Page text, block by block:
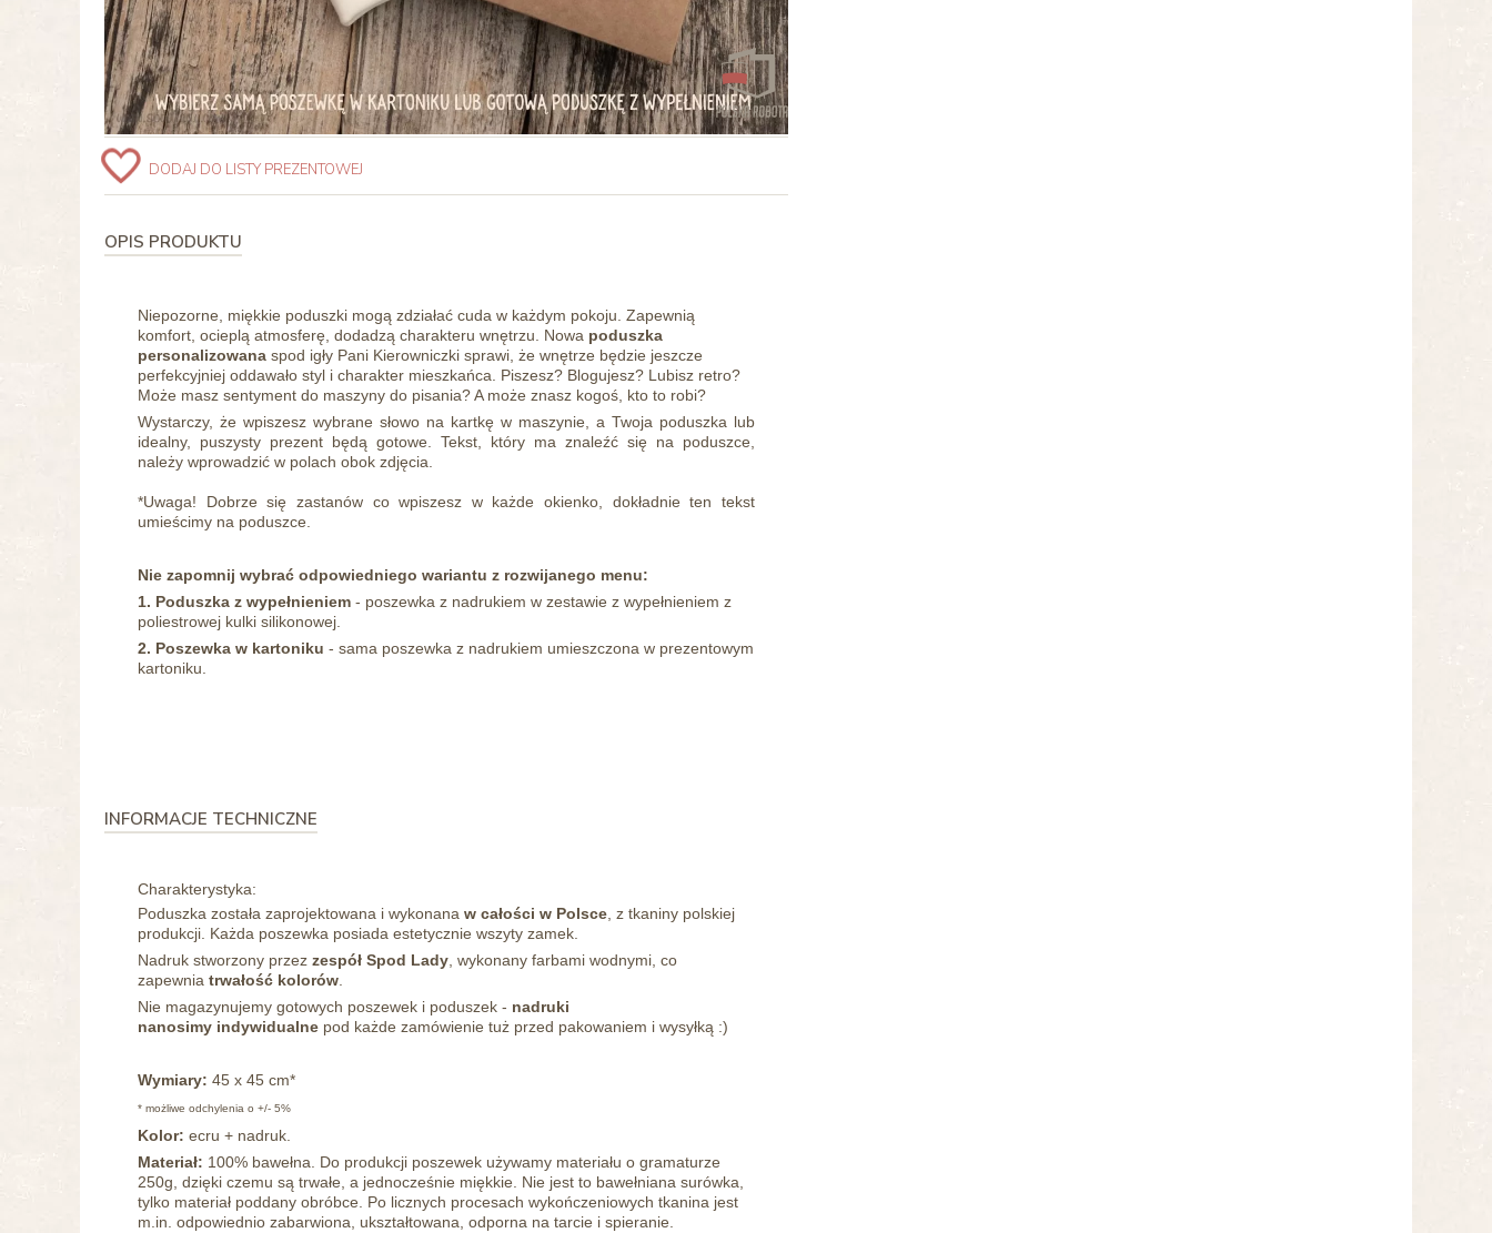
DODAJ DO LISTY PREZENTOWEJ
OPIS PRODUKTU
Niepozorne, miękkie poduszki mogą zdziałać cuda w każdym pokoju. Zapewnią
komfort, ocieplą atmosferę, dodadzą charakteru wnętrzu. Nowa poduszka
personalizowana spod igły Pani Kierowniczki sprawi, że wnętrze będzie jeszcze
perfekcyjniej oddawało styl i charakter mieszkańca. Piszesz? Blogujesz? Lubisz retro?
Może masz sentyment do maszyny do pisania? A może znasz kogoś, kto to robi?
Wystarczy, że wpiszesz wybrane słowo na kartkę w maszynie, a Twoja poduszka lub
idealny, puszysty prezent będą gotowe. Tekst, który ma znaleźć się na poduszce,
należy wprowadzić w polach obok zdjęcia.
*Uwaga! Dobrze się zastanów co wpiszesz w każde okienko, dokładnie ten tekst
umieścimy na poduszce.
Nie zapomnij wybrać odpowiedniego wariantu z rozwijanego menu:
1. Poduszka z wypełnieniem - poszewka z nadrukiem w zestawie z wypełnieniem z
poliestrowej kulki silikonowej.
2. Poszewka w kartoniku - sama poszewka z nadrukiem umieszczona w prezentowym
kartoniku.
INFORMACJE TECHNICZNE
Charakterystyka:
Poduszka została zaprojektowana i wykonana w całości w Polsce , z tkaniny polskiej
produkcji. Każda poszewka posiada estetycznie wszyty zamek.
Nadruk stworzony przez zespół Spod Lady , wykonany farbami wodnymi, co
zapewnia trwałość kolorów
Nie magazynujemy gotowych poszewek i poduszek - nadruki
nanosimy indywidualne pod każde zamówienie tuż przed pakowaniem i wysyłką :)
Wymiary: 45 x 45 cm*
* możliwe odchylenia o +/- 5%
Kolor: ecru + nadruk.
Materiał: 100% bawełna. Do produkcji poszewek używamy materiału o gramaturze
250g, dzięki czemu są trwałe, a jednocześnie miękkie.
Nie jest to bawełniana surówka,
tylko materiał poddany obróbce. Po licznych procesach wykończeniowych tkanina jest
m.in. odpowiednio zabarwiona, ukształtowana, odporna na tarcie i spieranie.